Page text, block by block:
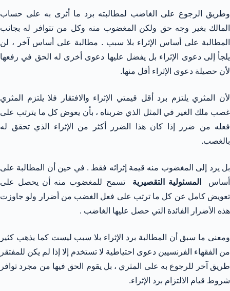
وطريق الرجوع على الغاضب لمطالبته برد ما أثرى به على حساب
المالك بغير وجه حق ولكن المغضوب منه وكل من تتوافر له بجانب
المطالبة على أساس الإثراء بلا سبب . مطالبة على أساس آخر ، لن
يلجأ إلى دعوى الإثراء بل يفضل عليها دعوى أخرى له الحق في رفعها
لأن حصيلة دعوى الإثراء أقل منها.
لأن المثري يلتزم برد أقل قيمتي الإثراء والافتقار فلا يلتزم المثري
غصب ملك الغير في المثل الذي ضربناه ، بأن يعوض كل ما يترتب على
فعله من ضرر إذا كان هذا الضرر أكثر من الإثراء الذي تحقق له
بالغصب.
بل يرد إلى المغضوب منه قيمة إثرائه فقط . في حين أن المطالبة على
أساس
المسئولية التقصيرية تسمح للمغضوب منه أن يحصل على
تعويض كامل عن كل ما ترتب على فعل الغضب من أضرار ولو جاوزت
هذه الأضرار الفائدة التي حصل عليها الغاضب .
ومعنى ما سبق أن المطالبة برد الإثراء بلا سبب ليست كما يذهب كثير
من الفقهاء الفرنسيين دعوى احتياطية لا تستخدم إلا إذا لم يكن للمفتقر
طريق آخر للرجوع به على المثري ، بل يقوم الحق فيها من مجرد توافر
شروط قيام الالتزام برد الإثراء.